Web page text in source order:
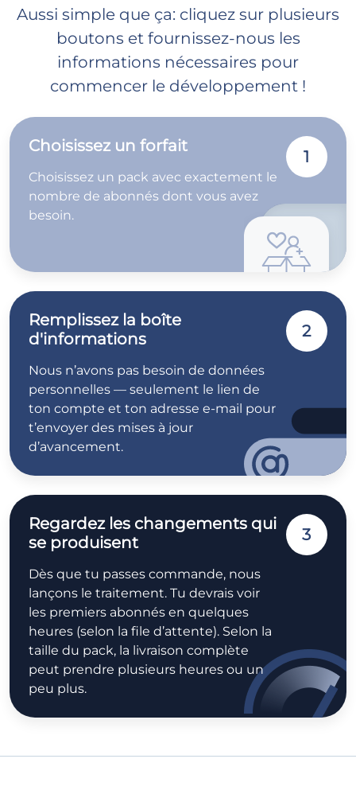
Aussi simple que ça: cliquez sur plusieurs
boutons et fournissez-nous les
informations nécessaires pour
commencer le développement !
Choisissez un forfait
Choisissez un pack avec exactement le
nombre de abonnés dont vous avez
besoin.
1
Remplissez la boîte
d'informations
Nous n’avons pas besoin de données
personnelles — seulement le lien de
ton compte et ton adresse e-mail pour
t’envoyer des mises à jour
d’avancement.
2
Regardez les changements qui
se produisent
Dès que tu passes commande, nous
lançons le traitement. Tu devrais voir
les premiers abonnés en quelques
heures (selon la file d’attente). Selon la
taille du pack, la livraison complète
peut prendre plusieurs heures ou un
peu plus.
3